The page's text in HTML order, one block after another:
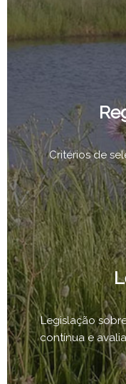
Critérios de
Legislação
contínua e